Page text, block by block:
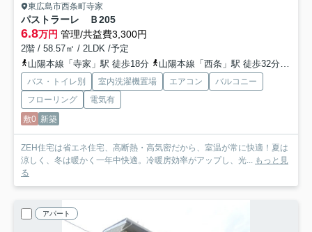
東広島市西条町寺家
パストラーレ Ｂ205
6.8万円 管理/共益費3,300円
2階 / 58.57㎡ / 2LDK /予定
山陽本線「寺家」駅 徒歩18分
山陽本線「西条」駅 徒歩32分
バス・トイレ別 室内洗濯機置場 エアコン
バルコニー
フローリング
電気有
敷0 新築
ZEH住宅は省エネ住宅、高断熱・高気密だから、室温が常に快適！夏は
涼しく、冬は暖かく一年中快適。冷暖房効率がアップし、光... もっと見
る
アパート